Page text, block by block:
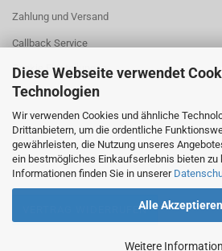
Diese Webseite verwendet
Technologien
Wir verwenden Cookies und ähnliche
Drittanbietern, um die ordentliche
gewährleisten, die Nutzung unseres
ein bestmögliches Einkaufserlebnis bieten zu
Informationen finden Sie in unserer
Alle Akzeptieren
Weitere
Zahlung und Versand
Callback Service
Cookie Einstellungen
VERTRAG WIDERRUFEN